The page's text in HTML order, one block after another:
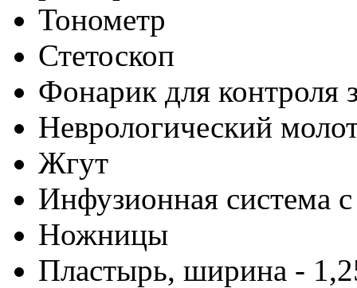
Тонометр
Стетоскоп
Фонарик для контроля
Неврологический
Жгут
Инфузионная система
Ножницы
Пластырь, ширина -